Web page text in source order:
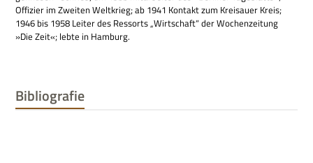
Offi­zier im Zwei­ten Welt­krieg; ab 1941 Kon­takt zum Krei­sauer Kreis;
1946 bis 1958 Lei­ter des Res­sorts „Wirt­schaft“ der Wochen­zei­tung
»Die Zeit«; lebte in Hamburg.
Bibliografie